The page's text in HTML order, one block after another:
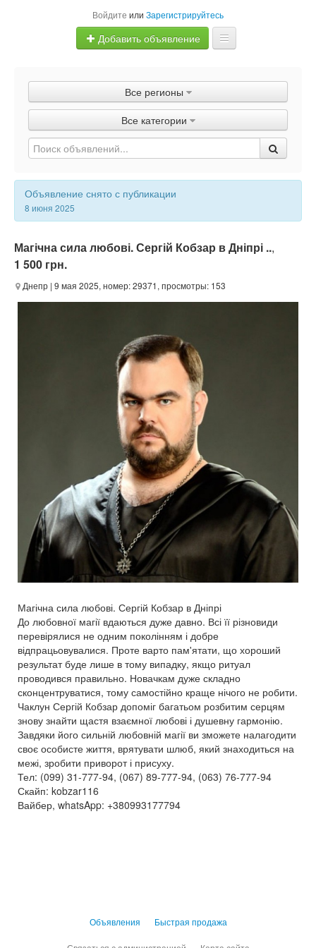
Войдите или Зарегистрируйтесь
Добавить объявление
Объявления
Быстрая продажа
Все регионы
Все категории
Объявление снято с публикации
8 июня 2025
Магічна сила любові. Сергій Кобзар в Дніпрі ..,
1 500 грн.
Днепр | 9 мая 2025, номер: 29371, просмотры: 153
Магічна сила любові. Сергій Кобзар в Дніпрі
До любовної магії вдаються дуже давно. Всі її різновиди
перевірялися не одним поколінням і добре
відпрацьовувалися. Проте варто пам'ятати, що хороший
результат буде лише в тому випадку, якщо ритуал
проводився правильно. Новачкам дуже складно
сконцентруватися, тому самостійно краще нічого не робити.
Чаклун Сергій Кобзар допоміг багатьом розбитим серцям
знову знайти щастя взаємної любові і душевну гармонію.
Завдяки його сильній любовній магії ви зможете налагодити
своє особисте життя, врятувати шлюб, який знаходиться на
межі, зробити приворот і присуху.
Тел: (099) 31-777-94, (067) 89-777-94, (063) 76-777-94
Скайп: kobzar116
Вайбер, whatsApp: +380993177794
Объявления Быстрая продажа